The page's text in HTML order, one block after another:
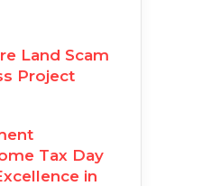
Land Scam
Project
Tax Day
in